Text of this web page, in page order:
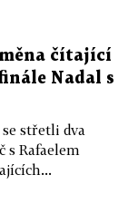
čítající
Nadal s
střetli dva
s Rafaelem